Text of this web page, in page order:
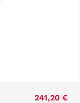
241,20 €